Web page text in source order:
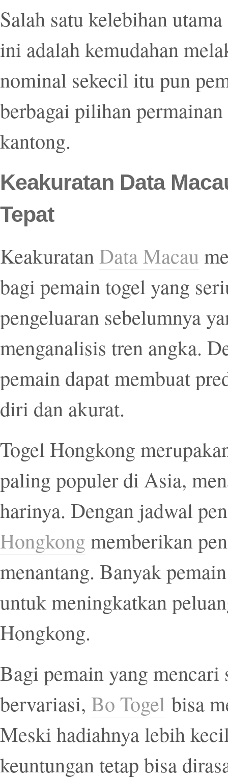
Salah satu kelebihan
ini adalah kemudahan
nominal sekecil itu pun
berbagai pilihan
kantong.
Keakuratan Data
Tepat
KeakuratanData Macau
bagi pemain togel yang
pengeluaran sebelumnya
menganalisis tren angka.
pemain dapat membuat
diri dan akurat.
Togel Hongkong
paling populer di Asia,
harinya. Dengan jadwal
Hongkong memberikan
menantang. Banyak
untuk meningkatkan
Hongkong.
Bagi pemain yang mencari
bervariasi, Bo Togel bisa
Meski hadiahnya lebih
keuntungan tetap bisa